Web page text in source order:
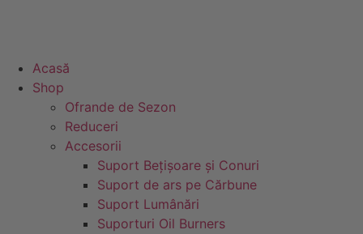
Acasă
Shop
Ofrande de Sezon
Reduceri
Accesorii
Suport Bețișoare și Conuri
Suport de ars pe Cărbune
Suport Lumânări
Suporturi Oil Burners